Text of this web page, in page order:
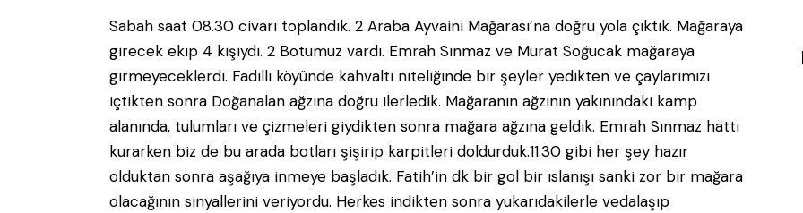
Sabah saat 08.30 civarı toplandık. 2 Araba Ayvaini Mağarası’na doğru yola çıktık. Mağaraya
girecek ekip 4 kişiydi. 2 Botumuz vardı. Emrah Sınmaz ve Murat Soğucak mağaraya
girmeyeceklerdi. Fadıllı köyünde kahvaltı niteliğinde bir şeyler yedikten ve çaylarımızı
içtikten sonra Doğanalan ağzına doğru ilerledik. Mağaranın ağzının yakınındaki kamp
alanında, tulumları ve çizmeleri giydikten sonra mağara ağzına geldik. Emrah Sınmaz hattı
kurarken biz de bu arada botları şişirip karpitleri doldurduk.11.30 gibi her şey hazır
olduktan sonra aşağıya inmeye başladık. Fatih’in dk bir gol bir ıslanışı sanki zor bir mağara
olacağının sinyallerini veriyordu. Herkes indikten sonra yukarıdakilerle vedalaşıp